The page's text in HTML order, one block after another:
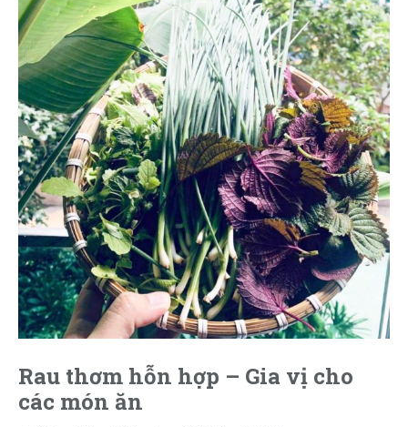
Rau thơm hỗn hợp – Gia vị cho
các món ăn